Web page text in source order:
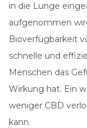
in die Lunge
aufgenommen
Bioverfügbarkeit
schnelle und
Menschen das
Wirkung hat. Ein
weniger CBD
kann.